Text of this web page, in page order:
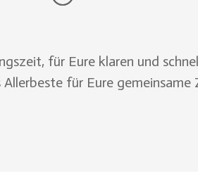
für Eure klaren und
für Eure gemeinsame